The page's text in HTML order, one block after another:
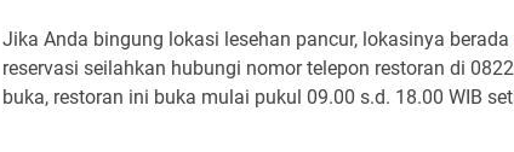
Jika Anda bingung lokasi lesehan pancur, lokasinya berada
reservasi seilahkan hubungi nomor telepon restoran di
buka, restoran ini buka mulai pukul 09.00 s.d. 18.00 WIB